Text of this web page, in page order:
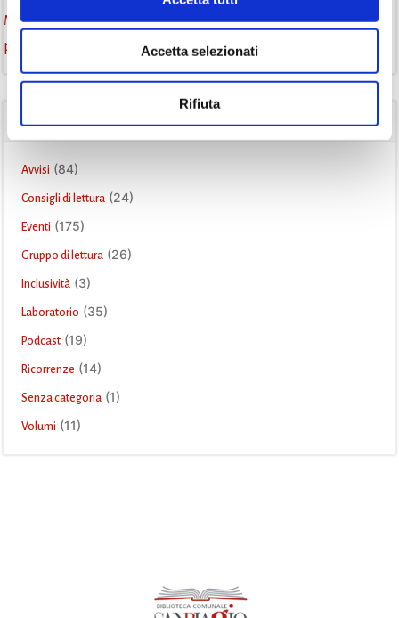
Accetta selezionati
Rifiuta
Monselice scrive podcast letterario podcast libri
promozione della lettura Recensione recensione libro
CATEGORIE
Avvisi (84)
Consigli di lettura (24)
Eventi (175)
Gruppo di lettura (26)
Inclusività (3)
Laboratorio (35)
Podcast (19)
Ricorrenze (14)
Senza categoria (1)
Volumi (11)